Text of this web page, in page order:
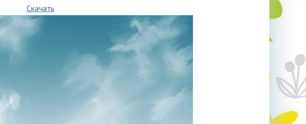
Скачать